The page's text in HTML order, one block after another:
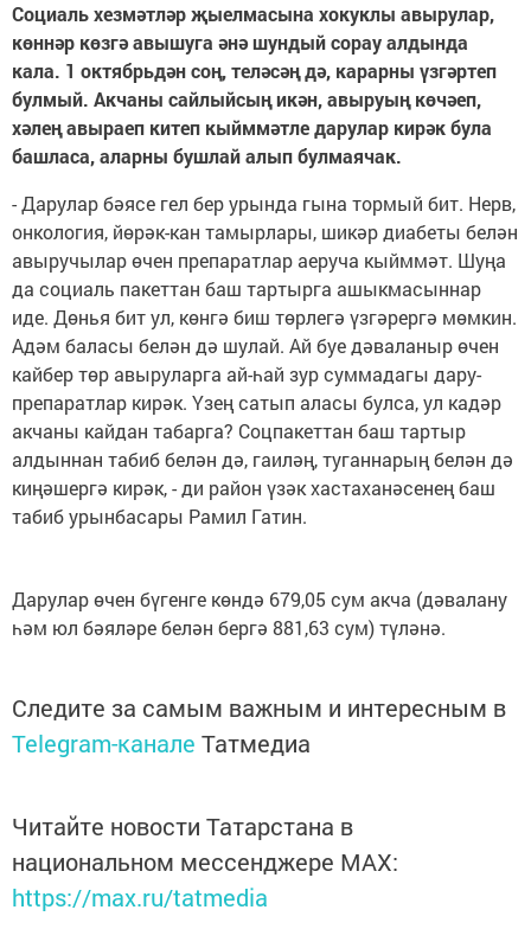
Социаль хезмәтләр җыелмасына хокуклы авырулар,
көннәр көзгә авышуга әнә шундый сорау алдында
кала. 1 октябрьдән соң, теләсәң дә, карарны үзгәртеп
булмый. Акчаны сайлыйсың икән, авыруың көчәеп,
хәлең авыраеп китеп кыйммәтле дарулар кирәк була
башласа, аларны бушлай алып булмаячак.
- Дарулар бәясе гел бер урында гына тормый бит. Нерв,
онкология, йөрәк-кан тамырлары, шикәр диабеты белән
авыручылар өчен препаратлар аеруча кыйммәт. Шуңа
да социаль пакеттан баш тартырга ашыкмасыннар
иде. Дөнья бит ул, көнгә биш төрлегә үзгәрергә мөмкин.
Адәм баласы белән дә шулай. Ай буе дәваланыр өчен
кайбер төр авыруларга ай-һай зур суммадагы дару-
препаратлар кирәк. Үзең сатып аласы булса, ул кадәр
акчаны кайдан табарга? Соцпакеттан баш тартыр
алдыннан табиб белән дә, гаиләң, туганнарың белән дә
киңәшергә кирәк, - ди район үзәк хастаханәсенең баш
табиб урынбасары Рамил Гатин.
Дарулар өчен бүгенге көндә 679,05 сум акча (дәвалану
һәм юл бәяләре белән бергә 881,63 сум) түләнә.
Следите за самым важным и интересным в
Telegram-канале Татмедиа
Читайте новости Татарстана в
национальном мессенджере MАХ:
https://max.ru/tatmedia